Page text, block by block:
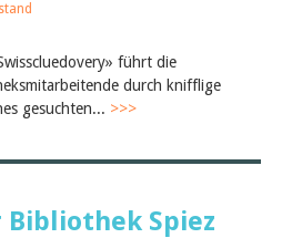
führt die
durch knifflige
gesuchten... >>>
Bibliothek Spiez